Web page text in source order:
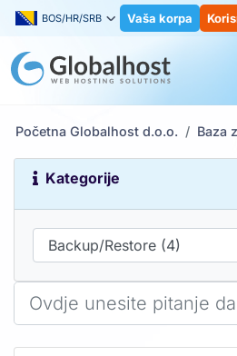
BOS/HR/SRB Vaša korpa
Početna Globalhost d.o.o. Baza
Kategorije